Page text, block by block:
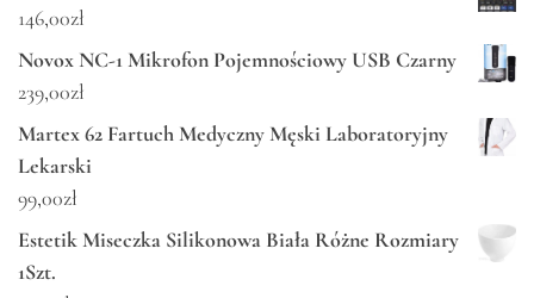
146,00zł
Novox NC-1 Mikrofon Pojemnościowy USB Czarny
239,00zł
Martex 62 Fartuch Medyczny Męski Laboratoryjny
Lekarski
99,00zł
Estetik Miseczka Silikonowa Biała Różne Rozmiary
1Szt.